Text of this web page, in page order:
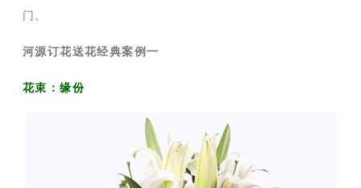
门。
河源订花送花经典案例一
花束：缘份